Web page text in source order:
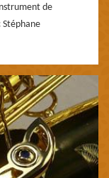
de
Stéphane